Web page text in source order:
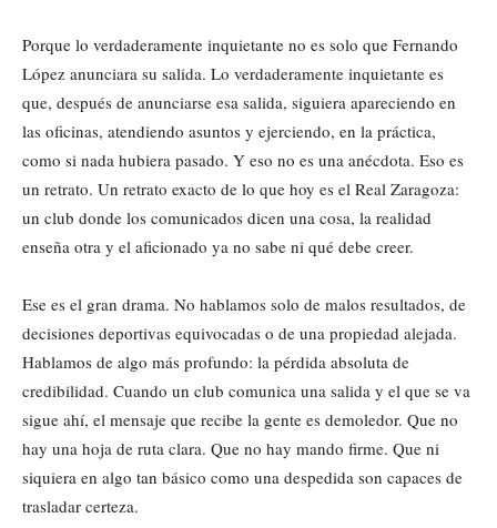
Porque lo verdaderamente inquietante no es solo que Fernando
López anunciara su salida. Lo verdaderamente inquietante es
que, después de anunciarse esa salida, siguiera apareciendo en
las oficinas, atendiendo asuntos y ejerciendo, en la práctica,
como si nada hubiera pasado. Y eso no es una anécdota. Eso es
un retrato. Un retrato exacto de lo que hoy es el Real Zaragoza:
un club donde los comunicados dicen una cosa, la realidad
enseña otra y el aficionado ya no sabe ni qué debe creer.
Ese es el gran drama. No hablamos solo de malos resultados, de
decisiones deportivas equivocadas o de una propiedad alejada.
Hablamos de algo más profundo: la pérdida absoluta de
credibilidad. Cuando un club comunica una salida y el que se va
sigue ahí, el mensaje que recibe la gente es demoledor. Que no
hay una hoja de ruta clara. Que no hay mando firme. Que ni
siquiera en algo tan básico como una despedida son capaces de
trasladar certeza.